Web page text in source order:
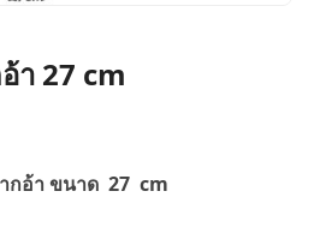
า 27 cm
กอ้า ขนาด 27 cm